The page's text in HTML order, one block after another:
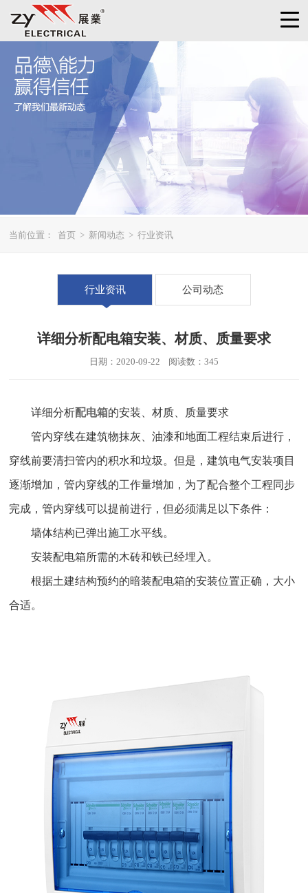
当前位置： 首页 > 新闻动态 > 行业资讯
行业资讯 公司动态
详细分析配电箱安装、材质、质量要求
日期：2020-09-22 阅读数：345
详细分析配电箱的安装、材质、质量要求
管内穿线在建筑物抹灰、油漆和地面工程结束后进行，
穿线前要清扫管内的积水和垃圾。但是，建筑电气安装项目
逐渐增加，管内穿线的工作量增加，为了配合整个工程同步
完成，管内穿线可以提前进行，但必须满足以下条件：
墙体结构已弹出施工水平线。
安装配电箱所需的木砖和铁已经埋入。
根据土建结构预约的暗装配电箱的安装位置正确，大小
合适。